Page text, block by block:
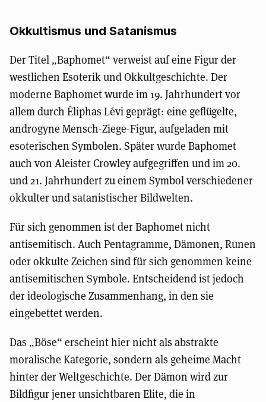
Okkultismus und Satanismus
Der Titel „Baphomet“ verweist auf eine Figur der
westlichen Esoterik und Okkultgeschichte. Der
moderne Baphomet wurde im 19. Jahrhundert vor
allem durch Éliphas Lévi geprägt: eine geflügelte,
androgyne Mensch-Ziege-Figur, aufgeladen mit
esoterischen Symbolen. Später wurde Baphomet
auch von Aleister Crowley aufgegriffen und im 20.
und 21. Jahrhundert zu einem Symbol verschiedener
okkulter und satanistischer Bildwelten.
Für sich genommen ist der Baphomet nicht
antisemitisch. Auch Pentagramme, Dämonen, Runen
oder okkulte Zeichen sind für sich genommen keine
antisemitischen Symbole. Entscheidend ist jedoch
der ideologische Zusammenhang, in den sie
eingebettet werden.
Das „Böse“ erscheint hier nicht als abstrakte
moralische Kategorie, sondern als geheime Macht
hinter der Weltgeschichte. Der Dämon wird zur
Bildfigur jener unsichtbaren Elite, die in